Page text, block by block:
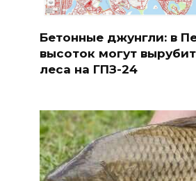
Бетонные джунгли: в
высоток могут
леса на ГПЗ-24